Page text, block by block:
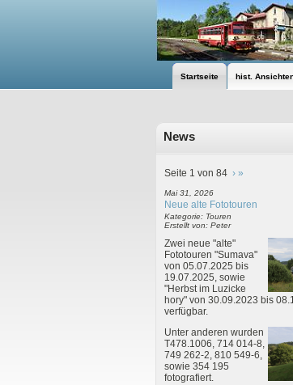
Startseite hist.
News
Seite 1 von 84 › »
Mai 31, 2026
Neue alte Fototouren
Kategorie: Touren
Erstellt von: Peter
Zwei neue "alte"
Fototouren "Sumava"
von 05.07.2025 bis
19.07.2025, sowie
"Herbst im Luzicke
hory" von 30.09.2023 bis
verfügbar.
Unter anderen wurden
T478.1006, 714 014-8,
749 262-2, 810 549-6,
sowie 354 195
fotografiert.